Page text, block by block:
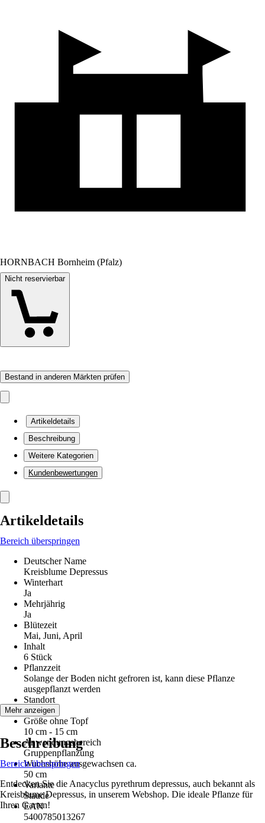
HORNBACH Bornheim (Pfalz)
Nicht reservierbar
Bestand in anderen Märkten prüfen
Artikeldetails
Beschreibung
Weitere Kategorien
Kundenbewertungen
Artikeldetails
Bereich überspringen
Deutscher Name
Kreisblume Depressus
Winterhart
Ja
Mehrjährig
Ja
Blütezeit
Mai, Juni, April
Inhalt
6 Stück
Pflanzzeit
Solange der Boden nicht gefroren ist, kann diese Pflanze
ausgepflanzt werden
Standort
Sonne
Größe ohne Topf
10 cm - 15 cm
Anwendungsbereich
Gruppenpflanzung
Wuchshöhe ausgewachsen ca.
50 cm
Variante
Staude
EAN
5400785013267
Mehr anzeigen
Beschreibung
Bereich überspringen
Entdecken Sie die Anacyclus pyrethrum depressus, auch bekannt als
Kreisblume Depressus, in unserem Webshop. Die ideale Pflanze für
Ihren Garten!